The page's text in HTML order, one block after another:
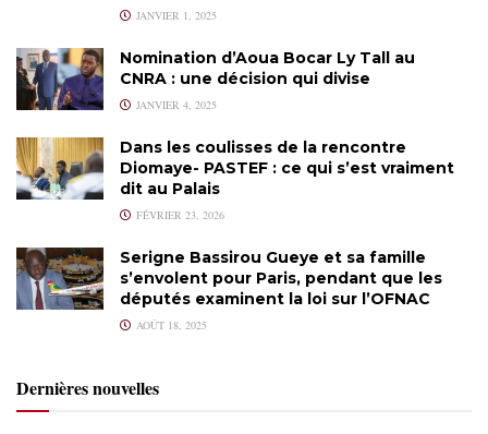
JANVIER 1, 2025
Nomination d’Aoua Bocar Ly Tall au
CNRA : une décision qui divise
JANVIER 4, 2025
Dans les coulisses de la rencontre
Diomaye- PASTEF : ce qui s’est vraiment
dit au Palais
FÉVRIER 23, 2026
Serigne Bassirou Gueye et sa famille
s’envolent pour Paris, pendant que les
députés examinent la loi sur l’OFNAC
AOÛT 18, 2025
Dernières nouvelles